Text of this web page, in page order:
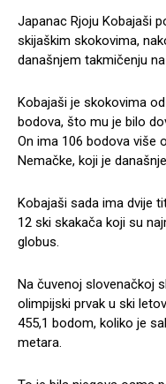
Japanac Rjoju Kobajaši
skijaškim skokovima,
današnjem takmičenju
Kobajaši je skokovima
bodova, što mu je bilo
On ima 106 bodova više
Nemačke, koji je
Kobajaši sada ima dvije
12 ski skakača koji su
globus.
Na čuvenoj slovenačkoj
olimpijski prvak u ski
455,1 bodom, koliko je
metara.